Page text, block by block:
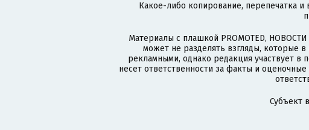
Какое-либо копирование, перепечатка
Материалы с плашкой PROMOTED,
может не разделять взгляды, которые
рекламными, однако редакция участвует в
несет ответственности за факты и
Субъект